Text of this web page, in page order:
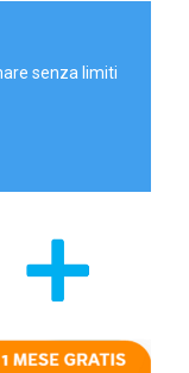
senza limiti